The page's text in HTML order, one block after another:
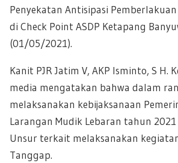
Penyekatan Antisipasi
di Check Point ASDP Ketapang
(01/05/2021).
Kanit PJR Jatim V, AKP Isminto, S H.
media mengatakan bahwa dalam
melaksanakan kebijaksanaan
Larangan Mudik Lebaran tahun
Unsur terkait melaksanakan
Tanggap.